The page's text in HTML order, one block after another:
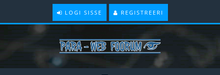
LOGI SISSE REGISTREERI